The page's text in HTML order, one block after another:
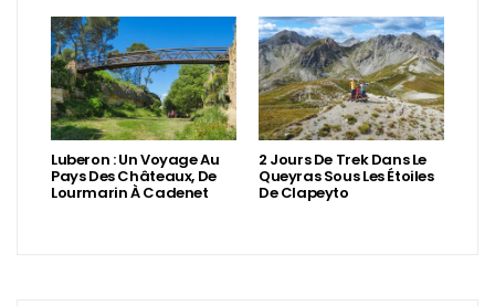
Luberon : Un Voyage Au
Pays Des Châteaux, De
Lourmarin À Cadenet
2 Jours De Trek Dans Le
Queyras Sous Les Étoiles
De Clapeyto